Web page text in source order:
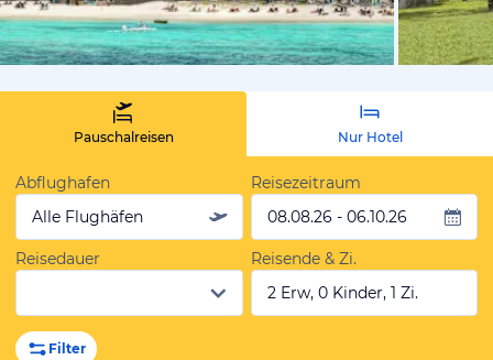
von
Pauschalreisen Nur Hotel
Abflughafen
Alle Flughäfen
Reisezeitraum
08.08.26 - 06.10.26
Reisedauer
Reisende & Zi.
2 Erw, 0 Kinder, 1 Zi.
Filter